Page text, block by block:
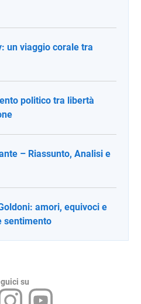
un viaggio corale tra
politico tra libertà
– Riassunto, Analisi e
amori, equivoci e
sentimento
su